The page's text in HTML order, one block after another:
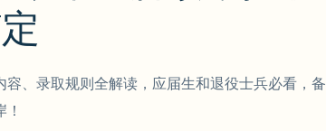
、录取规则全解读，应届生和退役士兵必看，备